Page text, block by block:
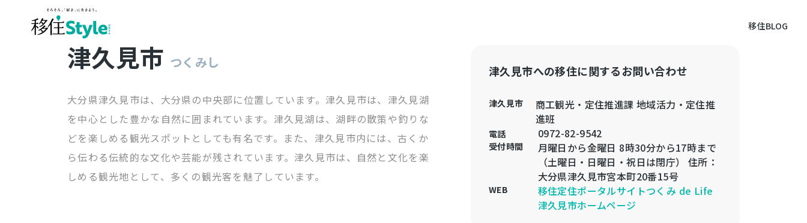
移住BLOG
津久見市 つくみし
大分県津久見市は、大分県の中央部に位置しています。津久見市は、津久見湖
を中心とした豊かな自然に囲まれています。津久見湖は、湖畔の散策や釣りな
どを楽しめる観光スポットとしても有名です。また、津久見市内には、古くか
ら伝わる伝統的な文化や芸能が残されています。津久見市は、自然と文化を楽
しめる観光地として、多くの観光客を魅了しています。
津久見市への移住に関するお問い合わせ
津久見市
商工観光・定住推進課 地域活力・定住推
進班
電話 0972-82-9542
受付時間
月曜日から金曜日 8時30分から17時まで
（土曜日・日曜日・祝日は閉庁） 住所：
大分県津久見市宮本町20番15号
WEB
移住定住ポータルサイトつくみ de Life
津久見市ホームページ